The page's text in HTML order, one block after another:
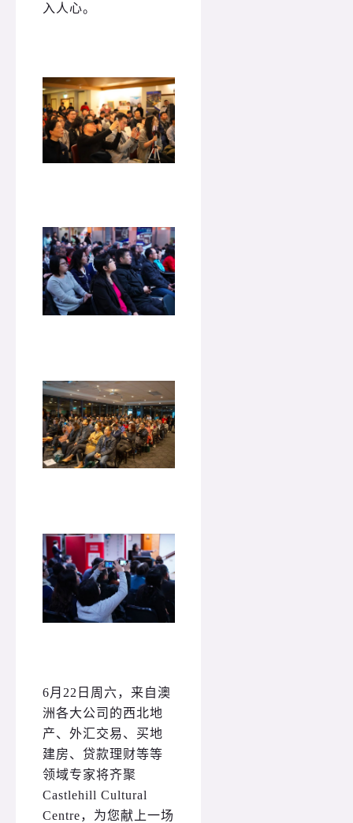
入人心。
6月22日周六，来自澳
洲各大公司的西北地
产、外汇交易、买地
建房、贷款理财等等
领域专家将齐聚
Castlehill Cultural
Centre，为您献上一场